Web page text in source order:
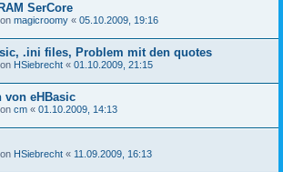
SerCore
magicroomy « 05.10.2009, 19:16
.ini files, Problem mit den quotes
HSiebrecht « 01.10.2009, 21:15
von eHBasic
cm « 01.10.2009, 14:13
HSiebrecht « 11.09.2009, 16:13